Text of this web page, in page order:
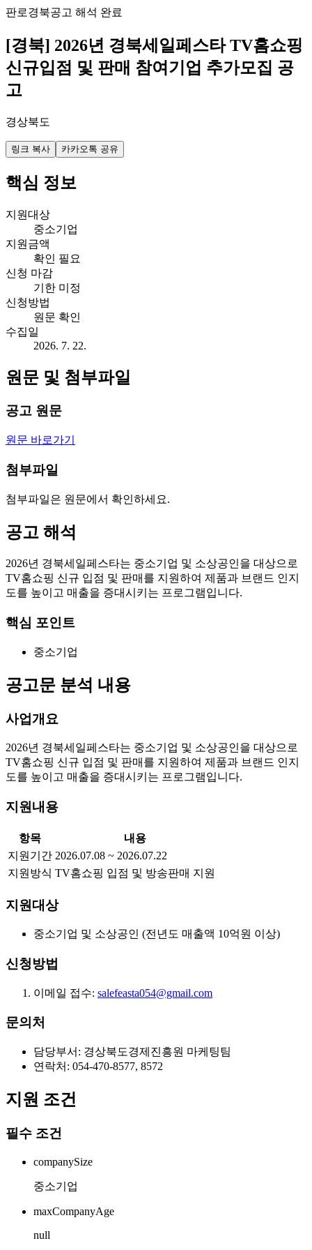
판로경북공고 해석 완료
[경북] 2026년 경북세일페스타 TV홈쇼핑
신규입점 및 판매 참여기업 추가모집 공
고
경상북도
링크 복사 카카오톡 공유
핵심 정보
지원대상
중소기업
지원금액
확인 필요
신청 마감
기한 미정
신청방법
원문 확인
수집일
2026. 7. 22.
원문 및 첨부파일
공고 원문
원문 바로가기
첨부파일
첨부파일은 원문에서 확인하세요.
공고 해석
2026년 경북세일페스타는 중소기업 및 소상공인을 대상으로
TV홈쇼핑 신규 입점 및 판매를 지원하여 제품과 브랜드 인지
도를 높이고 매출을 증대시키는 프로그램입니다.
핵심 포인트
중소기업
공고문 분석 내용
사업개요
2026년 경북세일페스타는 중소기업 및 소상공인을 대상으로
TV홈쇼핑 신규 입점 및 판매를 지원하여 제품과 브랜드 인지
도를 높이고 매출을 증대시키는 프로그램입니다.
지원내용
항목
내용
지원기간 2026.07.08 ~ 2026.07.22
지원방식 TV홈쇼핑 입점 및 방송판매 지원
지원대상
중소기업 및 소상공인 (전년도 매출액 10억원 이상)
신청방법
이메일 접수: salefeasta054@gmail.com
문의처
담당부서: 경상북도경제진흥원 마케팅팀
연락처: 054-470-8577, 8572
지원 조건
필수 조건
companySize
중소기업
maxCompanyAge
null